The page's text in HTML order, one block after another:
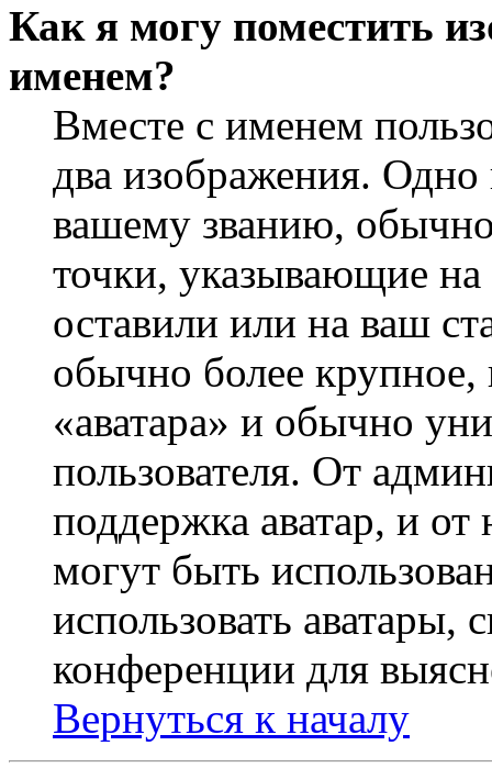
Как я могу поместить
именем?
Вместе с именем
два изображения.
вашему званию, обычно
точки, указывающие
оставили или на ваш
обычно более крупное,
«аватара» и обычно
пользователя. От
поддержка аватар, и от
могут быть
использовать аватары,
конференции для
Вернуться к началу